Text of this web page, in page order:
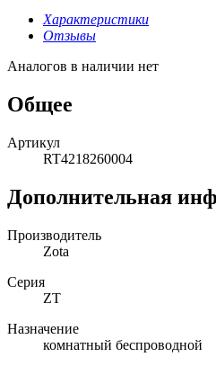
Характеристики
Отзывы
Аналогов в наличии нет
Общее
Артикул
RT4218260004
Дополнительная
Производитель
Zota
Серия
ZT
Назначение
комнатный беспроводной